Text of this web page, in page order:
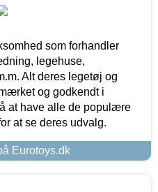
som forhandler
legehuse,
Alt deres legetøj og
og godkendt i
at have alle de populære
at se deres udvalg.
Eurotoys.dk